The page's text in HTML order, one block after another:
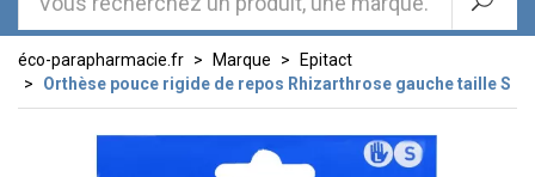
éco-parapharmacie.fr Marque
Epitact
Orthèse pouce rigide de repos Rhizarthrose gauche taille S